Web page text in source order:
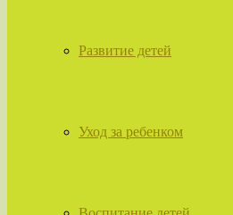
Развитие детей
Уход за ребенком